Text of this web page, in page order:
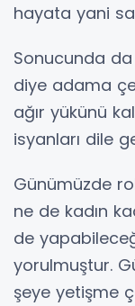
hayata yani
Sonucunda
diye adama
ağır yükünü
isyanları dile
Günümüzde
ne de kadın
de
yorulmuştur.
şeye yetişme